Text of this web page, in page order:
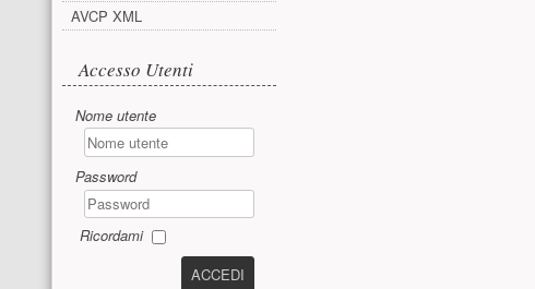
AVCP XML
Accesso utente
Accesso Utenti
Nome utente
Password
Ricordami
ACCEDI